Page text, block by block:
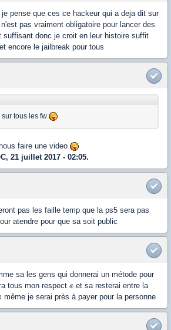
pense que ces ce hackeur qui a deja dit sur
pas vraiment obligatoire pour lancer des
suffisant donc je croit en leur histoire suffit
encore le jailbreak pour tous
tous les fw
faire une video
21 juillet 2017 - 02:05.
pas les faille temp que la ps5 sera pas
atendre pour que sa soit public
sa les gens qui donnerai un métode pour
tous mon respect ✊ et sa resterai entre la
même je serai près à payer pour la personne